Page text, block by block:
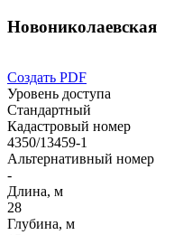
Новониколаевская
Создать PDF
Уровень доступа
Стандартный
Кадастровый номер
4350/13459-1
Альтернативный номер
-
Длина, м
28
Глубина, м